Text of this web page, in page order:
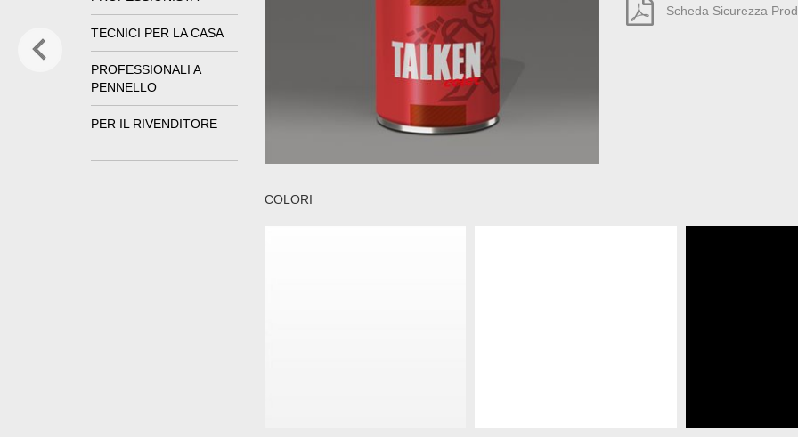
TECNICI PER LA CASA
PROFESSIONALI A
PENNELLO
PER IL RIVENDITORE
Scheda Sicurezza
COLORI